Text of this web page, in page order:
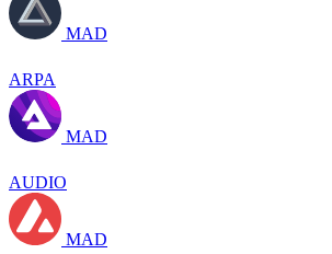
MAD
ARPA
MAD
AUDIO
MAD